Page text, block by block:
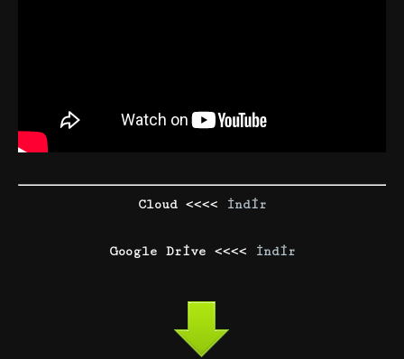
Cloud <<<< İndir
Google Drive <<<< İndir